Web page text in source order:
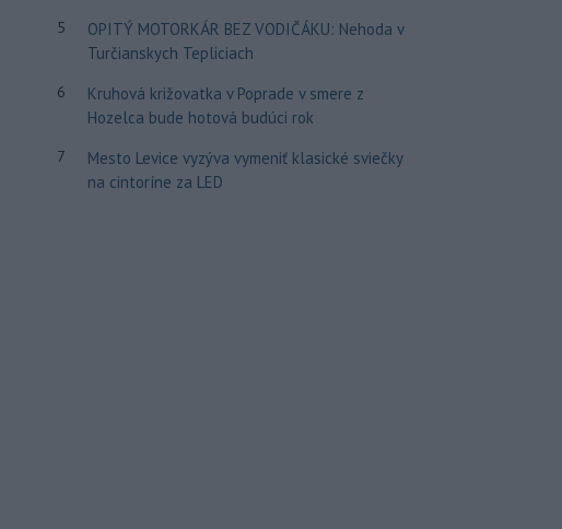
5
OPITÝ MOTORKÁR BEZ VODIČÁKU: Nehoda v
Turčianskych Tepliciach
6
Kruhová križovatka v Poprade v smere z
Hozelca bude hotová budúci rok
7
Mesto Levice vyzýva vymeniť klasické sviečky
na cintoríne za LED